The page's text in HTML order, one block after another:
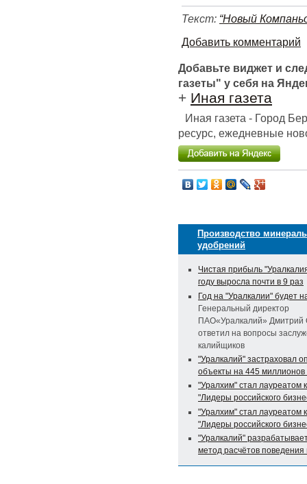
Текст: “Новый
Добавить комментарий
Добавьте виджет и
газеты" у себя на
+ Иная газета
Иная газета - Город
ресурс, ежедневные
Производство
удобрений
Чистая прибыль
году выросла почти в 9 раз
Год на "Уралкалии" будет
Генеральный директор
ПАО«Уралкалий» Дмитрий
ответил на вопросы
калийщиков
"Уралкалий" застраховал
объекты на 445 миллионов
"Уралхим" стал лауреатом
"Лидеры российского
"Уралхим" стал лауреатом
"Лидеры российского
"Уралкалий"
метод расчётов поведения